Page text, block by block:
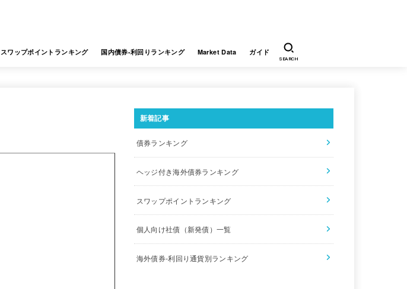
スワップポイントランキング 国内債券-利回りランキング Market Data ガイド
SEARCH
新着記事
債券ランキング
ヘッジ付き海外債券ランキング
スワップポイントランキング
個人向け社債（新発債）一覧
海外債券-利回り通貨別ランキング